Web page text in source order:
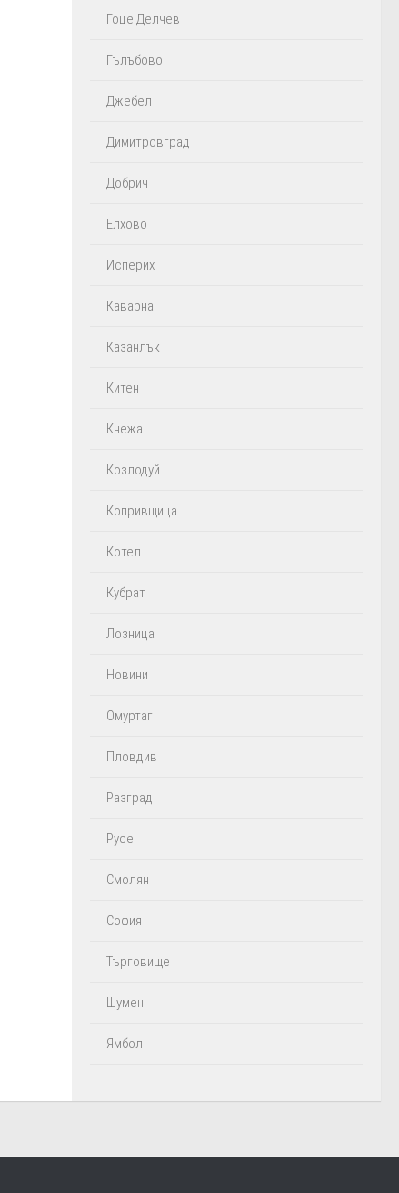
Гоце Делчев
Гълъбово
Джебел
Димитровград
Добрич
Елхово
Исперих
Каварна
Казанлък
Китен
Кнежа
Козлодуй
Копривщица
Котел
Кубрат
Лозница
Новини
Омуртаг
Пловдив
Разград
Русе
Смолян
София
Търговище
Шумен
Ямбол